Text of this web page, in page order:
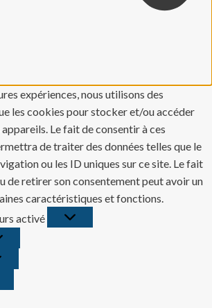
expériences, nous utilisons des
les cookies pour stocker et/ou accéder
Le fait de consentir à ces
de traiter des données telles que le
ou les ID uniques sur ce site. Le fait
de retirer son consentement peut avoir un
caractéristiques et fonctions.
activé